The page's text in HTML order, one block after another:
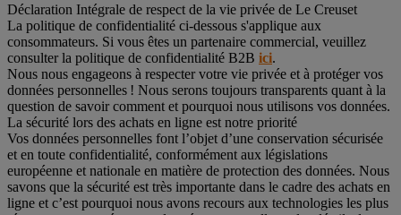
Déclaration Intégrale de respect de la vie privée de Le Creuset
La politique de confidentialité ci-dessous s'applique aux
consommateurs. Si vous êtes un partenaire commercial, veuillez
consulter la politique de confidentialité B2B ici.
Nous nous engageons à respecter votre vie privée et à protéger vos
données personnelles ! Nous serons toujours transparents quant à la
question de savoir comment et pourquoi nous utilisons vos données.
La sécurité lors des achats en ligne est notre priorité
Vos données personnelles font l’objet d’une conservation sécurisée
et en toute confidentialité, conformément aux législations
européenne et nationale en matière de protection des données. Nous
savons que la sécurité est très importante dans le cadre des achats en
ligne et c’est pourquoi nous avons recours aux technologies les plus